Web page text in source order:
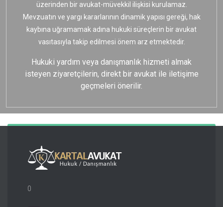
üzerinden bir avukat-müvekkil ilişkisi kurulamaz.
Mevzuatın ve yargı kararlarının dinamik yapısı gereği, hak
kaybına uğramamak adına hukuki süreçlerin bir avukat
vasıtasıyla takip edilmesi önem arz etmektedir.
Hukuki yardım veya danışmanlık hizmeti almak
isteyen ziyaretçilerin, direkt bir avukat ile iletişime
geçmeleri önerilir.
0